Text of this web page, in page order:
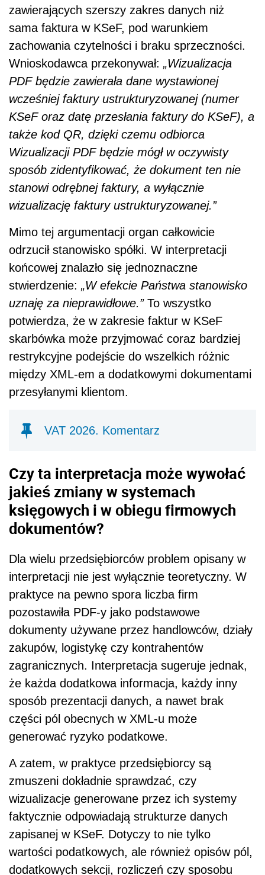
zawierających szerszy zakres danych niż
sama faktura w KSeF, pod warunkiem
zachowania czytelności i braku sprzeczności.
Wnioskodawca przekonywał: „Wizualizacja
PDF będzie zawierała dane wystawionej
wcześniej faktury ustrukturyzowanej (numer
KSeF oraz datę przesłania faktury do KSeF), a
także kod QR, dzięki czemu odbiorca
Wizualizacji PDF będzie mógł w oczywisty
sposób zidentyfikować, że dokument ten nie
stanowi odrębnej faktury, a wyłącznie
wizualizację faktury ustrukturyzowanej.”
Mimo tej argumentacji organ całkowicie
odrzucił stanowisko spółki. W interpretacji
końcowej znalazło się jednoznaczne
stwierdzenie: „W efekcie Państwa stanowisko
uznaję za nieprawidłowe.” To wszystko
potwierdza, że w zakresie faktur w KSeF
skarbówka może przyjmować coraz bardziej
restrykcyjne podejście do wszelkich różnic
między XML-em a dodatkowymi dokumentami
przesyłanymi klientom.
VAT 2026. Komentarz
Czy ta interpretacja może wywołać
jakieś zmiany w systemach
księgowych i w obiegu firmowych
dokumentów?
Dla wielu przedsiębiorców problem opisany w
interpretacji nie jest wyłącznie teoretyczny. W
praktyce na pewno spora liczba firm
pozostawiła PDF-y jako podstawowe
dokumenty używane przez handlowców, działy
zakupów, logistykę czy kontrahentów
zagranicznych. Interpretacja sugeruje jednak,
że każda dodatkowa informacja, każdy inny
sposób prezentacji danych, a nawet brak
części pól obecnych w XML-u może
generować ryzyko podatkowe.
A zatem, w praktyce przedsiębiorcy są
zmuszeni dokładnie sprawdzać, czy
wizualizacje generowane przez ich systemy
faktycznie odpowiadają strukturze danych
zapisanej w KSeF. Dotyczy to nie tylko
wartości podatkowych, ale również opisów pól,
dodatkowych sekcji, rozliczeń czy sposobu